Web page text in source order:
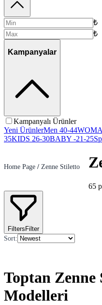
₺
₺
Kampanyalar
Kampanyalı Ürünler
Yeni ÜrünlerMen 40-44
35KIDS 26-30BABY -21-25
Home Page / Zenne Stiletto
65
FiltersFilter
Sort:
Toptan Zenne
Modelleri